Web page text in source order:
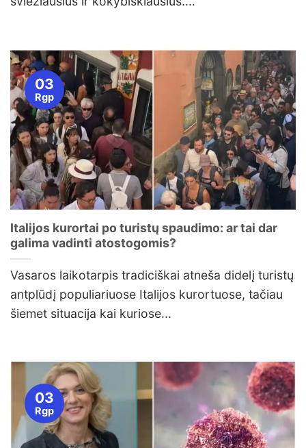
Italijos kurortai po turistų spaudimo: ar tai dar
galima vadinti atostogomis?
Vasaros laikotarpis tradiciškai atneša didelį turistų
antplūdį populiariuose Italijos kurortuose, tačiau
šiemet situacija kai kuriose...
03
Rgp
03
Rgp